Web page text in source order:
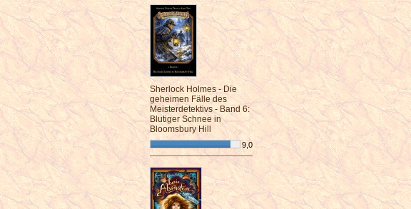
Sherlock Holmes - Die
geheimen Fälle des
Meisterdetektivs - Band 6:
Blutiger Schnee in
Bloomsbury Hill
9,0
¯¯¯¯¯¯¯¯¯¯¯¯¯¯¯¯¯¯¯¯¯¯¯¯